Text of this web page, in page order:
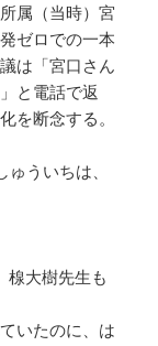
属（当時）宮
ゼロでの一本
は「宮口さん
と電話で返
を断念する。
ういちは、
大樹先生も
いたのに、は